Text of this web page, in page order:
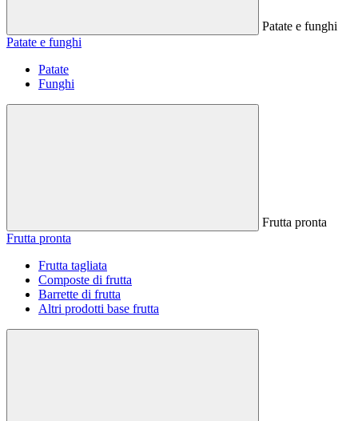
Patate e funghi
Patate e funghi
Patate
Funghi
Frutta pronta
Frutta pronta
Frutta tagliata
Composte di frutta
Barrette di frutta
Altri prodotti base frutta